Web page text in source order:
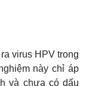
virus HPV trong
này chỉ áp
và chưa có dấu